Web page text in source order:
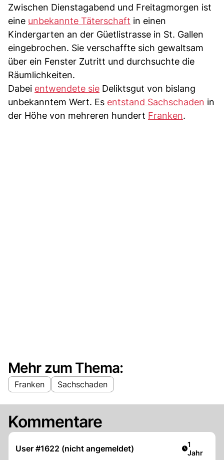
Zwischen Dienstagabend und Freitagmorgen ist
eine unbekannte Täterschaft in einen
Kindergarten an der Güetlistrasse in St. Gallen
eingebrochen. Sie verschaffte sich gewaltsam
über ein Fenster Zutritt und durchsuchte die
Räumlichkeiten.
Dabei entwendete sie Deliktsgut von bislang
unbekanntem Wert. Es entstand Sachschaden in
der Höhe von mehreren hundert Franken.
Mehr zum Thema:
Franken Sachschaden
Kommentare
User #1622 (nicht angemeldet) Artikel
1
Jahr